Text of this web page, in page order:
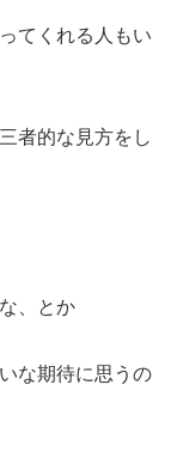
てくれる人もい
者的な見方をし
、とか
な期待に思うの